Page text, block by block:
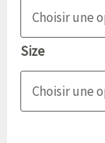
Size